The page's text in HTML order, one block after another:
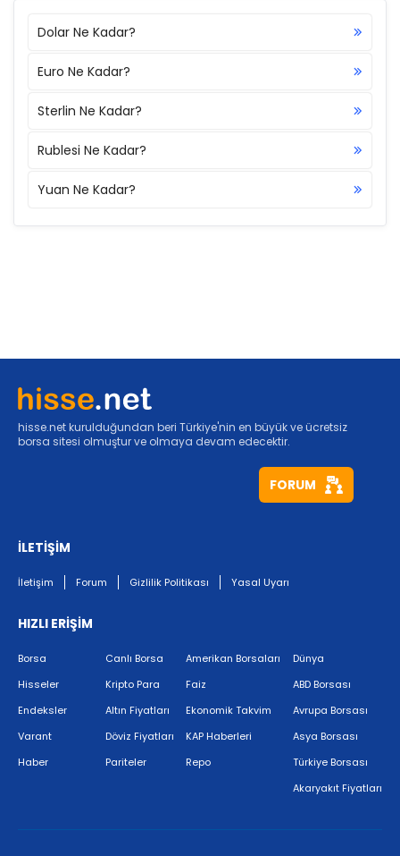
Dolar Ne Kadar?
Euro Ne Kadar?
Sterlin Ne Kadar?
Rublesi Ne Kadar?
Yuan Ne Kadar?
hisse.net kurulduğundan beri Türkiye'nin en büyük ve ücretsiz
borsa sitesi olmuştur ve olmaya devam edecektir.
FORUM
İLETİŞİM
İletişim Forum Gizlilik Politikası Yasal Uyarı
HIZLI ERİŞİM
Borsa
Hisseler
Endeksler
Varant
Haber
Canlı Borsa
Kripto Para
Altın Fiyatları
Döviz Fiyatları
Pariteler
Amerikan Borsaları
Faiz
Ekonomik Takvim
KAP Haberleri
Repo
Dünya
ABD Borsası
Avrupa Borsası
Asya Borsası
Türkiye Borsası
Akaryakıt Fiyatları